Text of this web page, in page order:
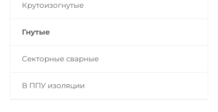
Крутоизогнутые
Гнутые
Секторные сварные
В ППУ изоляции